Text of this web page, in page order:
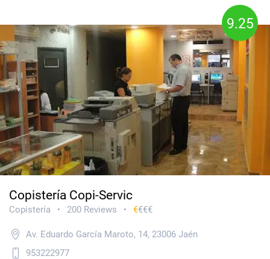
9.25
Copistería Copi-Servic
Copistería • 200 Reviews • €€€€
Av. Eduardo García Maroto, 14, 23006 Jaén
953222977